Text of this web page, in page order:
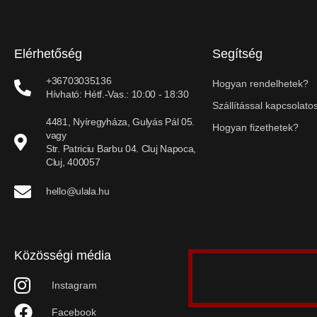
Elérhetőség
+36703035136
Hívható: Hétf.-Vas.: 10:00 - 18:30
4481, Nyíregyháza, Gulyás Pál 05.
vagy
Str. Patriciu Barbu 04. Cluj Napoca,
Cluj, 400057
hello@ulala.hu
Segítség
Hogyan rendelhetek?
Szállítással
Hogyan fizethetek?
Közösségi média
Instagram
Facebook